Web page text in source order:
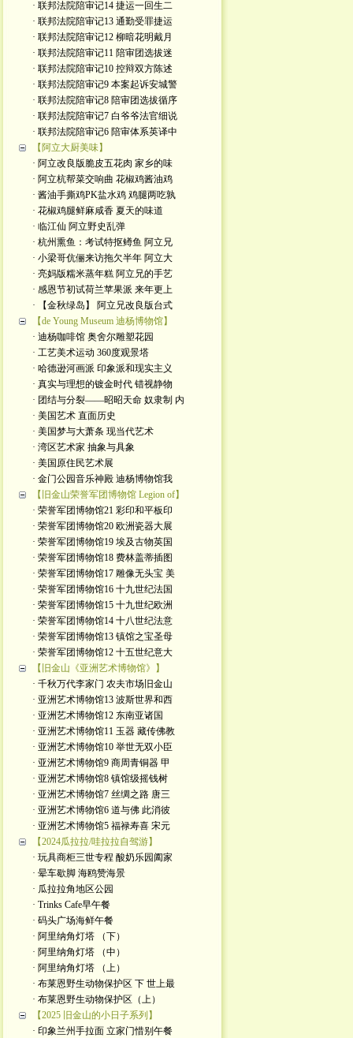
· 联邦法院陪审记14 捷运一回生二
· 联邦法院陪审记13 通勤受罪捷运
· 联邦法院陪审记12 柳暗花明戴月
· 联邦法院陪审记11 陪审团选拔迷
· 联邦法院陪审记10 控辩双方陈述
· 联邦法院陪审记9 本案起诉安城警
· 联邦法院陪审记8 陪审团选拔循序
· 联邦法院陪审记7 白爷爷法官细说
· 联邦法院陪审记6 陪审体系英译中
【阿立大厨美味】
· 阿立改良版脆皮五花肉 家乡的味
· 阿立杭帮菜交响曲 花椒鸡酱油鸡
· 酱油手撕鸡PK盐水鸡 鸡腿两吃孰
· 花椒鸡腿鲜麻咸香 夏天的味道
· 临江仙 阿立野史乱弹
· 杭州熏鱼：考试特抠鳟鱼 阿立兄
· 小梁哥伉俪来访拖欠半年 阿立大
· 亮妈版糯米蒸年糕 阿立兄的手艺
· 感恩节初试荷兰苹果派 来年更上
· 【金秋绿岛】 阿立兄改良版台式
【de Young Museum 迪杨博物馆】
· 迪杨咖啡馆 奥舍尔雕塑花园
· 工艺美术运动 360度观景塔
· 哈德逊河画派 印象派和现实主义
· 真实与理想的镀金时代 错视静物
· 团结与分裂——昭昭天命 奴隶制 内
· 美国艺术 直面历史
· 美国梦与大萧条 现当代艺术
· 湾区艺术家 抽象与具象
· 美国原住民艺术展
· 金门公园音乐神殿 迪杨博物馆我
【旧金山荣誉军团博物馆 Legion of】
· 荣誉军团博物馆21 彩印和平板印
· 荣誉军团博物馆20 欧洲瓷器大展
· 荣誉军团博物馆19 埃及古物英国
· 荣誉军团博物馆18 费林盖蒂插图
· 荣誉军团博物馆17 雕像无头宝 美
· 荣誉军团博物馆16 十九世纪法国
· 荣誉军团博物馆15 十九世纪欧洲
· 荣誉军团博物馆14 十八世纪法意
· 荣誉军团博物馆13 镇馆之宝圣母
· 荣誉军团博物馆12 十五世纪意大
【旧金山《亚洲艺术博物馆》】
· 千秋万代李家门 农夫市场旧金山
· 亚洲艺术博物馆13 波斯世界和西
· 亚洲艺术博物馆12 东南亚诸国
· 亚洲艺术博物馆11 玉器 藏传佛教
· 亚洲艺术博物馆10 举世无双小臣
· 亚洲艺术博物馆9 商周青铜器 甲
· 亚洲艺术博物馆8 镇馆级摇钱树
· 亚洲艺术博物馆7 丝绸之路 唐三
· 亚洲艺术博物馆6 道与佛 此消彼
· 亚洲艺术博物馆5 福禄寿喜 宋元
【2024瓜拉拉/哇拉拉自驾游】
· 玩具商柜三世专程 酸奶乐园阖家
· 晕车歇脚 海鸥赞海景
· 瓜拉拉角地区公园
· Trinks Cafe早午餐
· 码头广场海鲜午餐
· 阿里纳角灯塔 （下）
· 阿里纳角灯塔 （中）
· 阿里纳角灯塔 （上）
· 布莱恩野生动物保护区 下 世上最
· 布莱恩野生动物保护区（上）
【2025 旧金山的小日子系列】
· 印象兰州手拉面 立家门惜别午餐